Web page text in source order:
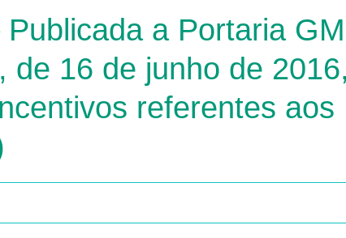
a Portaria
de 16 de junho de
referentes aos